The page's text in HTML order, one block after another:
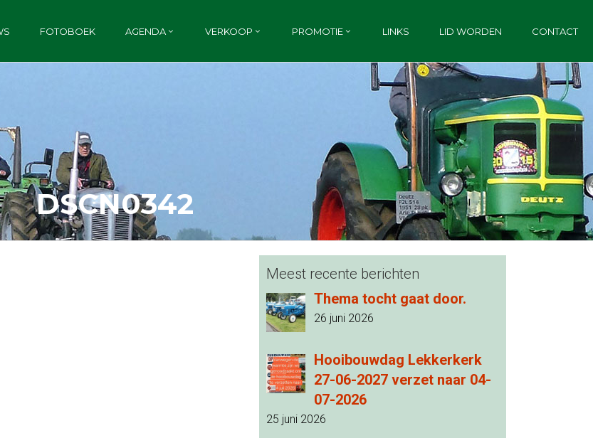
FOTOBOEK AGENDA VERKOOP PROMOTIE LINKS LID WORDEN CONTACT
DSCN0342
Meest recente berichten
Thema tocht gaat door.
26 juni 2026
Hooibouwdag Lekkerkerk
27-06-2027 verzet naar 04-
07-2026
25 juni 2026